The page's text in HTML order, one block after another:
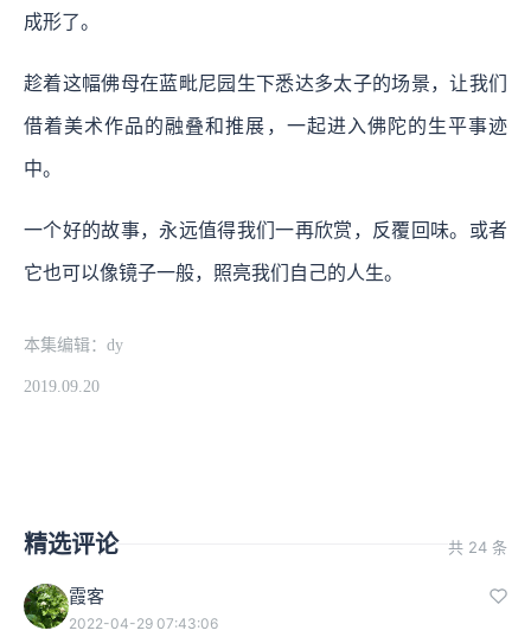
成形了。
趁着这幅佛母在蓝毗尼园生下悉达多太子的场景，让我们
借着美术作品的融叠和推展，一起进入佛陀的生平事迹
中。
一个好的故事，永远值得我们一再欣赏，反覆回味。或者
它也可以像镜子一般，照亮我们自己的人生。
本集编辑：dy
2019.09.20
精选评论 共 24 条
霞客
2022-04-29 07:43:06